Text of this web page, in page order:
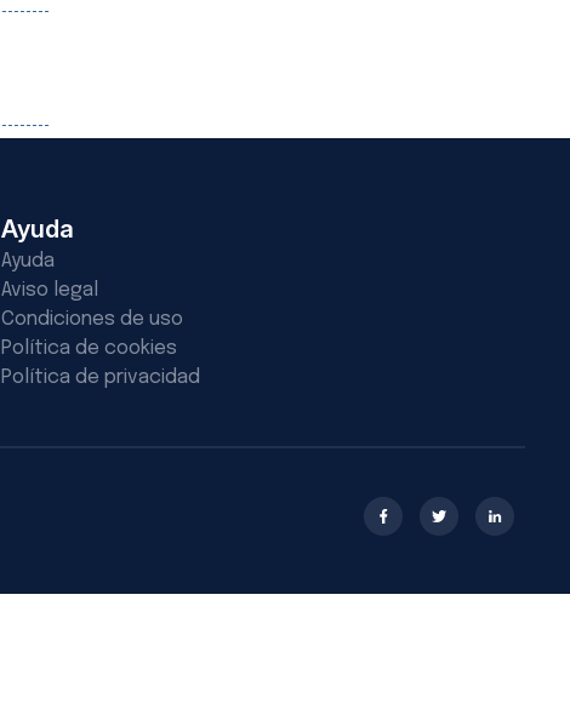
Ayuda
Ayuda
Aviso legal
Condiciones de uso
Política de cookies
Política de privacidad